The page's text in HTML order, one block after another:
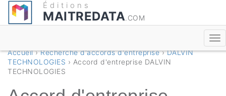
Éditions
MAITREDATA.COM
Accueil›Recherche d'accords d'entreprise›DALVIN
TECHNOLOGIES › Accord d'entreprise DALVIN
TECHNOLOGIES